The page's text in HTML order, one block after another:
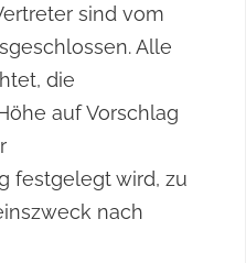
sind vom
Alle
die
auf Vorschlag
festgelegt wird, zu
nach